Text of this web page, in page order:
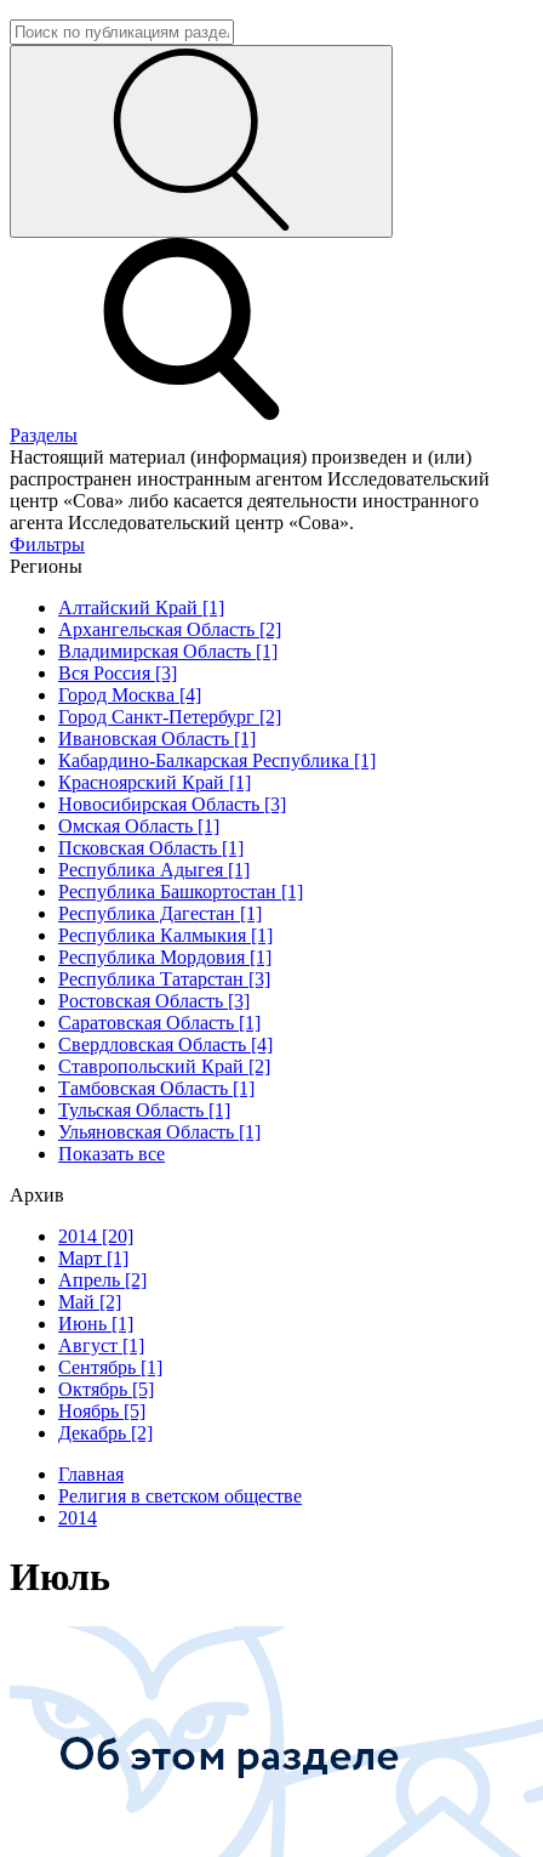
Разделы
Настоящий материал (информация) произведен и (или)
распространен иностранным агентом Исследовательский
центр «Сова» либо касается деятельности иностранного
агента Исследовательский центр «Сова».
Фильтры
Регионы
Алтайский Край [1]
Архангельская Область [2]
Владимирская Область [1]
Вся Россия [3]
Город Москва [4]
Город Санкт-Петербург [2]
Ивановская Область [1]
Кабардино-Балкарская Республика [1]
Красноярский Край [1]
Новосибирская Область [3]
Омская Область [1]
Псковская Область [1]
Республика Адыгея [1]
Республика Башкортостан [1]
Республика Дагестан [1]
Республика Калмыкия [1]
Республика Мордовия [1]
Республика Татарстан [3]
Ростовская Область [3]
Саратовская Область [1]
Свердловская Область [4]
Ставропольский Край [2]
Тамбовская Область [1]
Тульская Область [1]
Ульяновская Область [1]
Показать все
Архив
2014 [20]
Март [1]
Апрель [2]
Май [2]
Июнь [1]
Август [1]
Сентябрь [1]
Октябрь [5]
Ноябрь [5]
Декабрь [2]
Главная
Религия в светском обществе
2014
Июль